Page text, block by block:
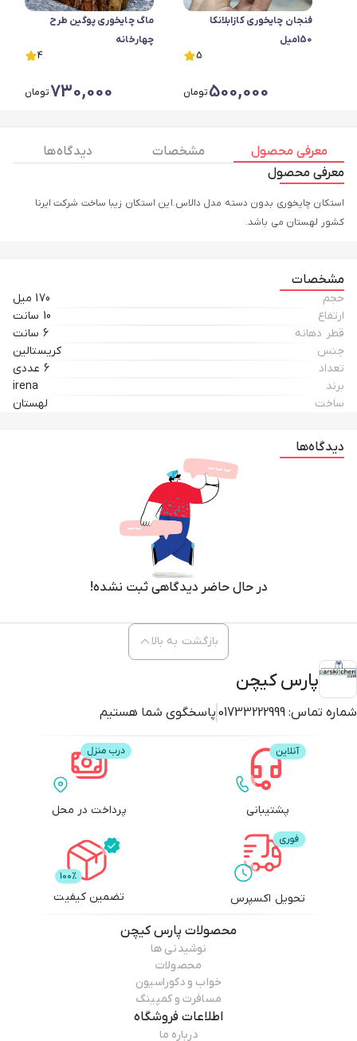
فنجان چایخوری کازابلانکا
150میل
5
500,000تومان
ماگ چایخوری پوگین طرح
چهارخانه
4
730,000تومان
معرفی محصول مشخصات
دیدگاه ها
معرفی محصول
استکان چایخوری بدون دسته مدل دالاس.این استکان زیبا ساخت شرکت ایرنا
کشور لهستان می باشد.
مشخصات
حجم
170 میل
ارتفاع
10 سانت
قطر دهانه
6 سانت
جنس
کریستالین
تعداد
6 عددی
برند
irena
ساخت
لهستان
دیدگاه‌ها
در حال حاضر دیدگاهی ثبت نشده!
پارس کیچن
شماره تماس: 01733222999 پاسخگوی شما هستیم
بازگشت به بالا
پشتیبانی پرداخت در محل
تحویل اکسپرس تضمین کیفیت
محصولات پارس کیچن
نوشیدنی ها
محصولات
خواب و دکوراسیون
مسافرت و کمپینگ
اطلاعات فروشگاه
درباره ما